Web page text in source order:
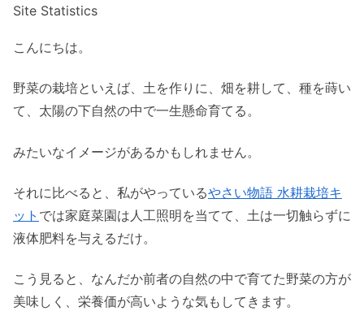
Site Statistics
こんにちは。
野菜の栽培といえば、土を作りに、畑を耕して、種を蒔い
て、太陽の下自然の中で一生懸命育てる。
みたいなイメージがあるかもしれません。
それに比べると、私がやっているやさい物語 水耕栽培キ
ット ​では家庭菜園は人工照明を当てて、土は一切触らずに
液体肥料を与えるだけ。
こう見ると、なんだか前者の自然の中で育てた野菜の方が
美味しく、栄養価が高いような気もしてきます。